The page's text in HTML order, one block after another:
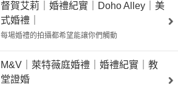
督賀艾莉｜婚禮紀實｜Doho Alley｜美
式婚禮｜
每場婚禮的拍攝都希望能讓你們觸動
M&V｜萊特薇庭婚禮｜婚禮紀實｜教
堂證婚